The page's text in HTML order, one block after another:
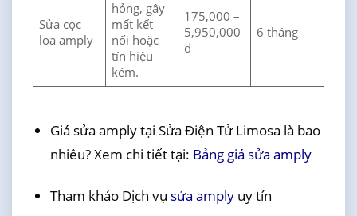
Sửa cọc
loa amply
hỏng, gây
mất kết
nối hoặc
tín hiệu
kém.
175,000 –
5,950,000
đ
6 tháng
Giá sửa amply tại Sửa Điện Tử Limosa là bao
nhiêu? Xem chi tiết tại: Bảng giá sửa amply
Tham khảo Dịch vụ sửa amplyuy tín